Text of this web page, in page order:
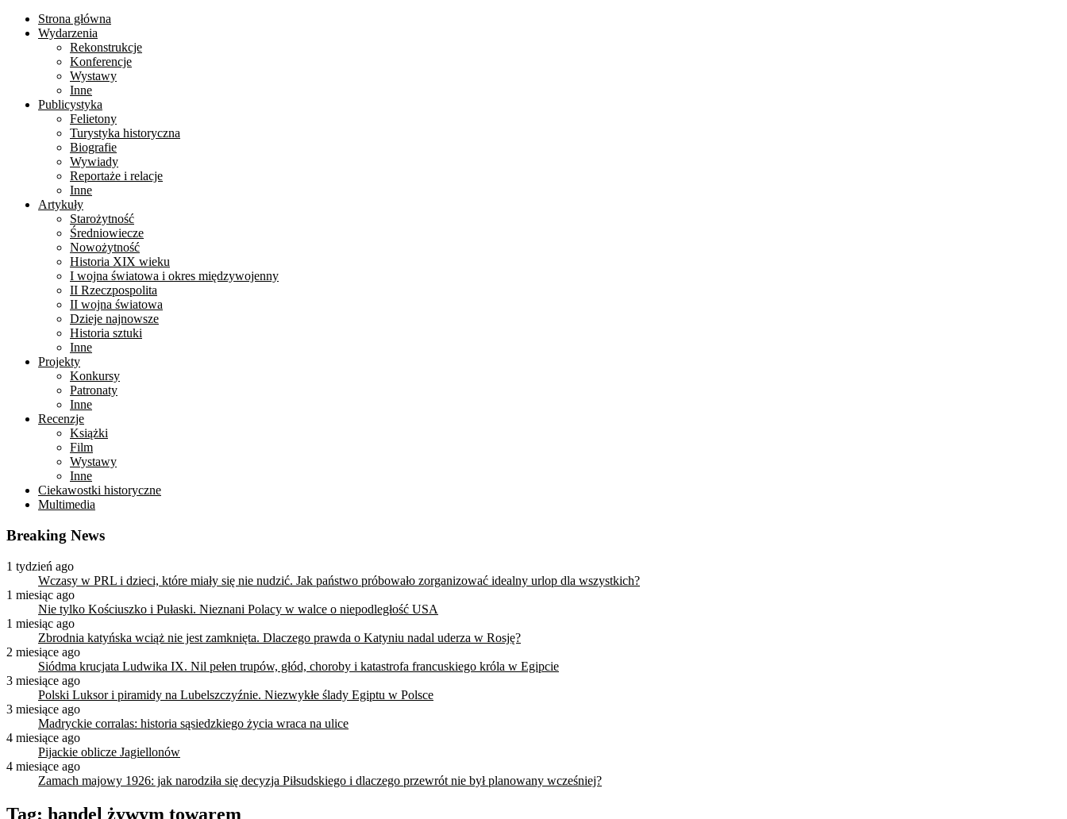
Strona główna
Wydarzenia
Rekonstrukcje
Konferencje
Wystawy
Inne
Publicystyka
Felietony
Turystyka historyczna
Biografie
Wywiady
Reportaże i relacje
Inne
Artykuły
Starożytność
Średniowiecze
Nowożytność
Historia XIX wieku
I wojna światowa i okres międzywojenny
II Rzeczpospolita
II wojna światowa
Dzieje najnowsze
Historia sztuki
Inne
Projekty
Konkursy
Patronaty
Inne
Recenzje
Książki
Film
Wystawy
Inne
Ciekawostki historyczne
Multimedia
Breaking News
1 tydzień ago
Wczasy w PRL i dzieci, które miały się nie nudzić. Jak państwo próbowało zorganizować idealny urlop dla wszystkich?
1 miesiąc ago
Nie tylko Kościuszko i Pułaski. Nieznani Polacy w walce o niepodległość USA
1 miesiąc ago
Zbrodnia katyńska wciąż nie jest zamknięta. Dlaczego prawda o Katyniu nadal uderza w Rosję?
2 miesiące ago
Siódma krucjata Ludwika IX. Nil pełen trupów, głód, choroby i katastrofa francuskiego króla w Egipcie
3 miesiące ago
Polski Luksor i piramidy na Lubelszczyźnie. Niezwykłe ślady Egiptu w Polsce
3 miesiące ago
Madryckie corralas: historia sąsiedzkiego życia wraca na ulice
4 miesiące ago
Pijackie oblicze Jagiellonów
4 miesiące ago
Zamach majowy 1926: jak narodziła się decyzja Piłsudskiego i dlaczego przewrót nie był planowany wcześniej?
Tag: handel żywym towarem